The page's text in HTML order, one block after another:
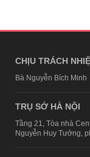
CHỊU TRÁCH
Bà Nguyễn Bích Minh
TRỤ SỞ HÀ NỘI
Tầng 21, Tòa nhà
Nguyễn Huy Tưởng,